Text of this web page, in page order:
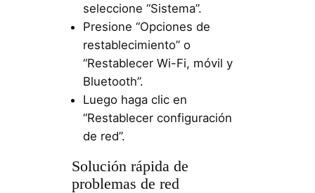
seleccione “Sistema”.
Presione “Opciones de
restablecimiento” o
“Restablecer Wi-Fi, móvil y
Bluetooth”.
Luego haga clic en
“Restablecer configuración
de red”.
Solución rápida de
problemas de red